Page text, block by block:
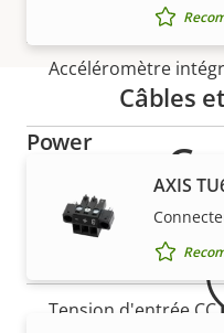
Indice de protection
Accéléromètre
Power
Description
de la
Puissance (max.)
Puissance
Tension d'entrée CC
Câbles
AXIS